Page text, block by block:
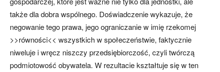
także dla dobra wspólnego. Doświadczenie wykazuje, że
negowanie tego prawa, jego ograniczanie w imię rzekomej
>>równości<< wszystkich w społeczeństwie, faktycznie
niweluje i wręcz niszczy przedsiębiorczość, czyli twórczą
podmiotowość obywatela. W rezultacie kształtuje się w ten